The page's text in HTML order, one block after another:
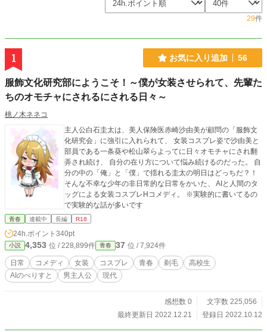
29件
1 お気に入り追加 56
服飾文化研究部にようこそ！～僕が女装させられて、先輩た
ちのオモチャにされるにされる日々～
桃ノ木ネネコ
主人公白石圭太は、美人保険医赤崎沙由美が顧問の「服飾文
化研究会」に強引に入れられて、 女装コスプレ姿で沙由美と
部員である一条葵や松山翠らよってに日々オモチャにされ翻
弄され続け、 自分の在り方について悩み続けるのだった。 自
分の中の「俺」と「僕」で揺れる圭太の明日はどっちだ？！
そんな不幸な少年の非日常的な日常をかいた、 AIと人間のタ
ッグによる女装コスプレHコメディ。 ※実験的に書いてるの
で実験的な話が多いです
青春 連載中 長編 R18
24h.ポイント 340pt
小説 4,353 位 / 228,899件 青春 37 位 / 7,924件
日常 コメディ 女装 コスプレ 青春 剃毛
高校生
AIのべりすと
男主人公 現代
感想数 0
文字数 225,056
最終更新日 2022.12.21
登録日 2022.10.12